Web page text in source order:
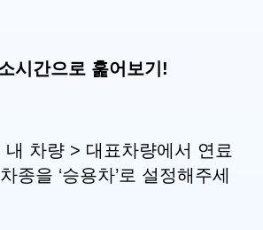
시간으로 훑어보기!
차량 > 대표차량에서 연료
종을 ‘승용차’로 설정해주세